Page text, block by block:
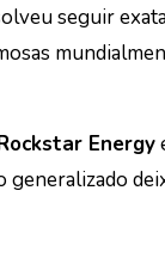
seguir
Energy
generalizado